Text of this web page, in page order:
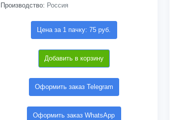
Производство: Россия
Цена за 1 пачку: 75 руб.
Добавить в корзину
Оформить заказ Telegram
Оформить заказ WhatsApp